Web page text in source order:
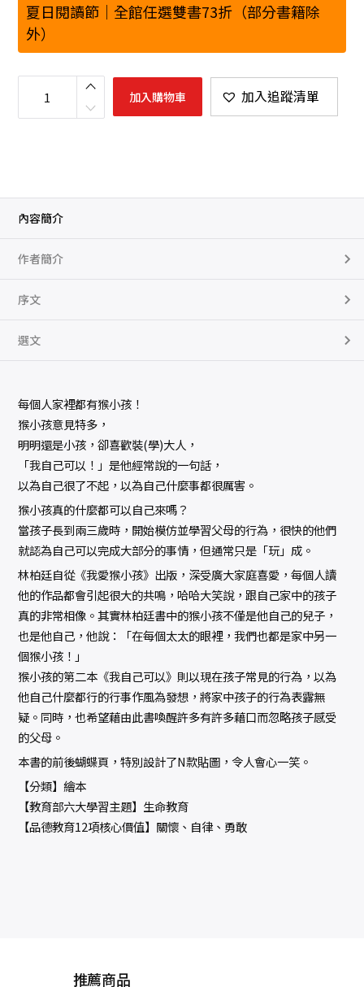
夏日閱讀節｜全館任選雙書73折（部分書籍除
外）
我
可
加入購物車 加入追蹤清單
內容簡介
作者簡介
序文
選文
每個人家裡都有猴小孩！
猴小孩意見特多，
明明還是小孩，卻喜歡裝(學)大人，
「我自己可以！」是他經常說的一句話，
以為自己很了不起，以為自己什麼事都很厲害。
猴小孩真的什麼都可以自己來嗎？
當孩子長到兩三歲時，開始模仿並學習父母的行為，很快的他們
就認為自己可以完成大部分的事情，但通常只是「玩」成。
林柏廷自從《我愛猴小孩》出版，深受廣大家庭喜愛，每個人讀
他的作品都會引起很大的共鳴，哈哈大笑說，跟自己家中的孩子
真的非常相像。其實林柏廷書中的猴小孩不僅是他自己的兒子，
也是他自己，他說：「在每個太太的眼裡，我們也都是家中另一
個猴小孩！」
猴小孩的第二本《我自己可以》則以現在孩子常見的行為，以為
他自己什麼都行的行事作風為發想，將家中孩子的行為表露無
疑。同時，也希望藉由此書喚醒許多有許多藉口而忽略孩子感受
的父母。
本書的前後蝴蝶頁，特別設計了N款貼圖，令人會心一笑。
【分類】繪本
【教育部六大學習主題】生命教育
【品德教育12項核心價值】關懷、自律、勇敢
推薦商品